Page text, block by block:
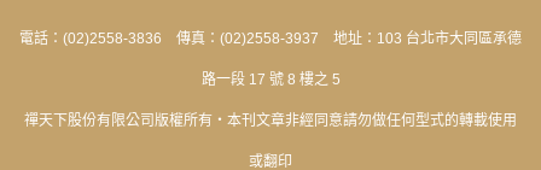
電話：(02)2558-3836 傳真：(02)2558-3937 地址：103 台北市大同區承德
路一段 17 號 8 樓之 5
禪天下股份有限公司版權所有‧本刊文章非經同意請勿做任何型式的轉載使用
或翻印